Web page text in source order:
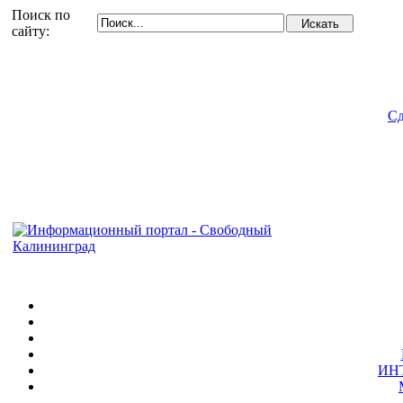
Поиск по
сайту: